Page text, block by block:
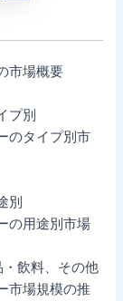
市場概要
プ別
のタイプ別市
別
の用途別市場
飲料、その他
市場規模の推